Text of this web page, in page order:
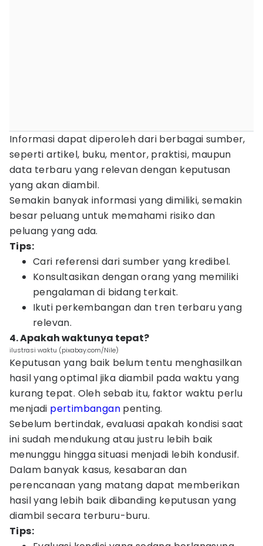
Informasi dapat diperoleh dari berbagai sumber,
seperti artikel, buku, mentor, praktisi, maupun
data terbaru yang relevan dengan keputusan
yang akan diambil.
Semakin banyak informasi yang dimiliki, semakin
besar peluang untuk memahami risiko dan
peluang yang ada.
Tips:
Cari referensi dari sumber yang kredibel.
Konsultasikan dengan orang yang memiliki
pengalaman di bidang terkait.
Ikuti perkembangan dan tren terbaru yang
relevan.
4. Apakah waktunya tepat?
ilustrasi waktu (pixabay.com/Nile)
Keputusan yang baik belum tentu menghasilkan
hasil yang optimal jika diambil pada waktu yang
kurang tepat. Oleh sebab itu, faktor waktu perlu
menjadi pertimbangan penting.
Sebelum bertindak, evaluasi apakah kondisi saat
ini sudah mendukung atau justru lebih baik
menunggu hingga situasi menjadi lebih kondusif.
Dalam banyak kasus, kesabaran dan
perencanaan yang matang dapat memberikan
hasil yang lebih baik dibanding keputusan yang
diambil secara terburu-buru.
Tips: